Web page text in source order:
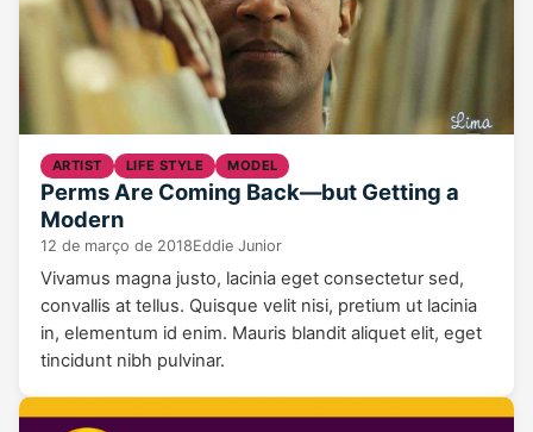
ARTIST LIFE STYLE MODEL
Perms Are Coming Back—but Getting a
Modern
12 de março de 2018Eddie Junior
Vivamus magna justo, lacinia eget consectetur sed,
convallis at tellus. Quisque velit nisi, pretium ut lacinia
in, elementum id enim. Mauris blandit aliquet elit, eget
tincidunt nibh pulvinar.